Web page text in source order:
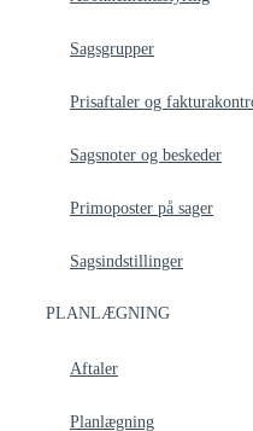
Sagsgrupper
Prisaftaler og
Sagsnoter og beskeder
Primoposter på sager
Sagsindstillinger
PLANLÆGNING
Aftaler
Planlægning